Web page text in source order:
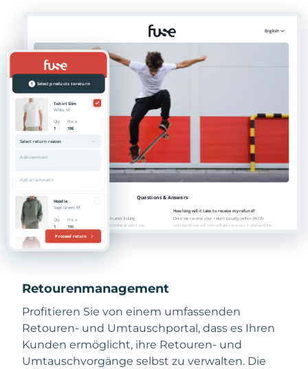
Retourenmanagement
Profitieren Sie von einem umfassenden
Retouren- und Umtauschportal, dass es Ihren
Kunden ermöglicht, ihre Retouren- und
Umtauschvorgänge selbst zu verwalten. Die